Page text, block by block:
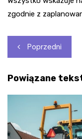
zgodnie z
Nawigacja
wpisu
Poprzedni
Powiązane